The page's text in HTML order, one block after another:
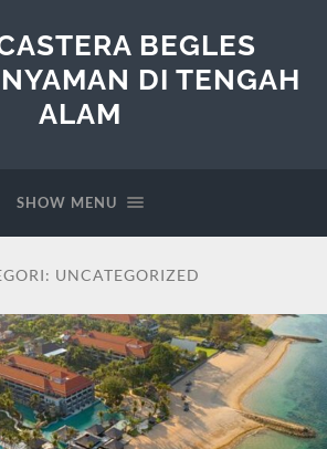
BEGLES
DI TENGAH
ALAM
SHOW MENU
UNCATEGORIZED